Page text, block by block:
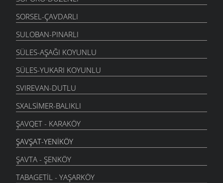
SORSEL-ÇAVDARLI
SULOBAN-PINARLI
SÜLES-AŞAĞI KOYUNLU
SÜLES-YUKARI KOYUNLU
SVIREVAN-DUTLU
SXALSIMER-BALIKLI
ŞAVQET - KARAKÖY
ŞAVŞAT-YENIKÖY
ŞAVTA - ŞENKÖY
TABAGETIL - YAŞARKÖY